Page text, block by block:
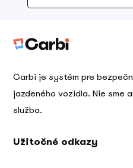
Carbi je systém pre
jazdeného vozidla. Nie sme
služba.
Užitočné odkazy